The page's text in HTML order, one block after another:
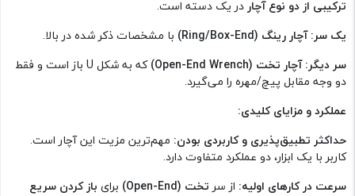
ترکیبی از دو نوع آچاردر یک دسته است.
یک سر: آچار رینگ (Ring/Box-End)
با مشخصات ذکر شده در بالا.
سر دیگر: آچار تخت (Open-End Wrench)
که به شکل U باز است و فقط
دو وجه مقابل پیچ/مهره را می‌گیرد.
عملکرد و مزایای کلیدی:
حداکثر تطبیق‌پذیری و کاربردی بودن: مهم‌ترین مزیت این آچار است.
کاربر با یک ابزار، دو عملکرد متفاوت دارد.
سرعت در کارهای اولیه: از سرتخت (Open-End) برای باز کردن سریع